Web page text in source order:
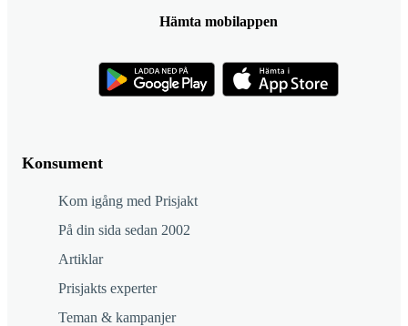
Konsument
Kom igång med Prisjakt
På din sida sedan 2002
Artiklar
Prisjakts experter
Teman & kampanjer
Hämta mobilappen